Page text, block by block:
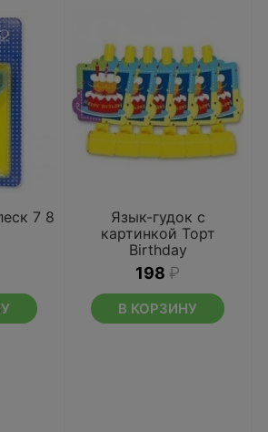
7 8
Язык-гудок с
картинкой Торт
Birthday
198 ₽
В КОРЗИНУ